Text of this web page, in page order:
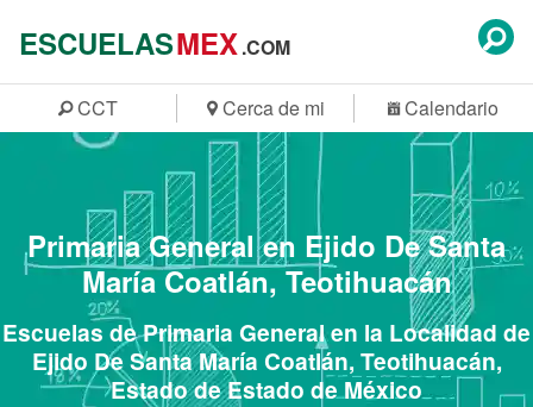
ESCUELASMEX.COM
CCT Cerca de mi Calendario
Primaria General en Ejido De Santa
María Coatlán, Teotihuacán
Escuelas de Primaria General en la Localidad de
Ejido De Santa María Coatlán, Teotihuacán,
Estado de Estado de México